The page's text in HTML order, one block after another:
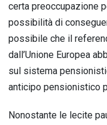
certa preoccupazione
possibilità di
possibile che il
dall’Unione Europea
sul sistema
anticipo pensionistico
Nonostante le lecite